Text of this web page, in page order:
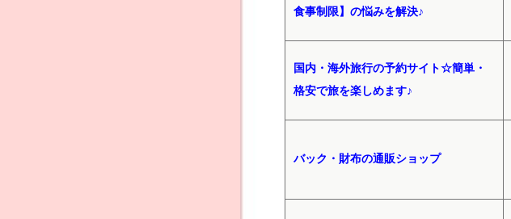
食事制限】の悩みを解決♪
国内・海外旅行の予約サイト☆簡単・
格安で旅を楽しめます♪
バック・財布の通販ショップ